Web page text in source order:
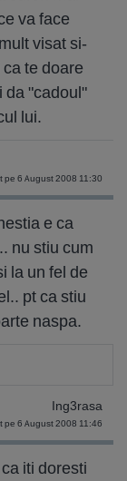
va face
visat si-
te doare
da "cadoul"
lui.
pe 6 August 2008 11:30
e ca
nu stiu cum
la un fel de
pt ca stiu
naspa.
Ing3rasa
pe 6 August 2008 11:46
iti doresti